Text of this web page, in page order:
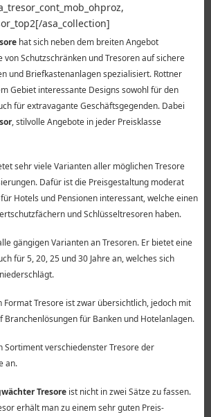
asa_collection]
hat sich neben dem breiten Angebot
Schutzschränken und Tresoren auf sichere
und Briefkastenanlagen spezialisiert. Rottner
Gebiet interessante Designs sowohl für den
für extravagante Geschäftsgegenden. Dabei
, stilvolle Angebote in jeder Preisklasse
sehr viele Varianten aller möglichen Tresore
Dafür ist die Preisgestaltung moderat
Hotels und Pensionen interessant, welche einen
und Schlüsseltresoren haben.
gängigen Varianten an Tresoren. Er bietet eine
für 5, 20, 25 und 30 Jahre an, welches sich
Format Tresore ist zwar übersichtlich, jedoch mit
Branchenlösungen für Banken und Hotelanlagen.
Sortiment verschiedenster Tresore der
an.
Tresoreist nicht in zwei Sätze zu fassen.
erhält man zu einem sehr guten Preis-